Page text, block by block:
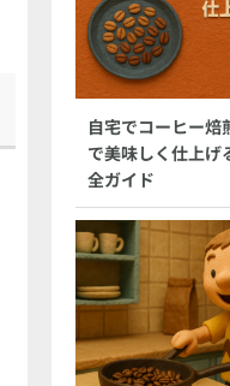
自宅でコーヒー焙
で美味しく仕上げ
全ガイド